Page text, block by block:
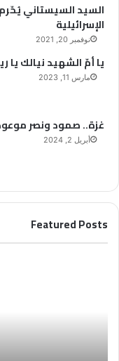
السيد السيستاني
الإسرائيلية
نوفمبر 20, 2021
يا أمّ الشهيد نيالك يا
مارس 11, 2023
غزة.. صمود ونصر
أبريل 2, 2024
Featured Posts